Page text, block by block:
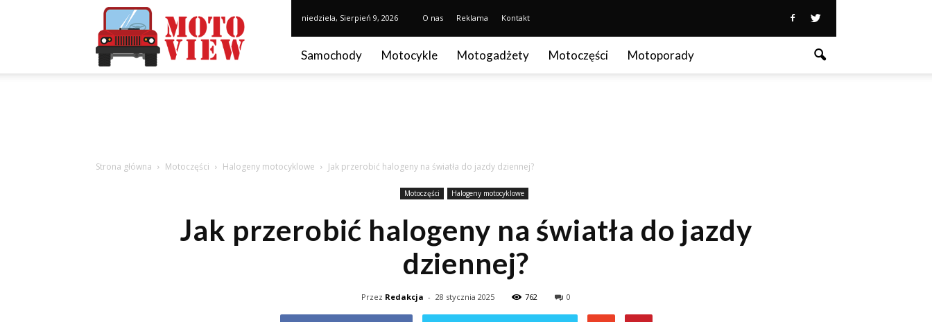
Motoview.pl
niedziela, Sierpień 9, 2026 O nas Reklama Kontakt
Samochody Motocykle Motogadżety Motoczęści Motoporady
Strona główna Motoczęści Halogeny motocyklowe Jak przerobić halogeny na światła do jazdy dziennej?
Motoczęści Halogeny motocyklowe
Jak przerobić halogeny na światła do jazdy
dziennej?
Przez Redakcja - 28 stycznia 2025 762 0